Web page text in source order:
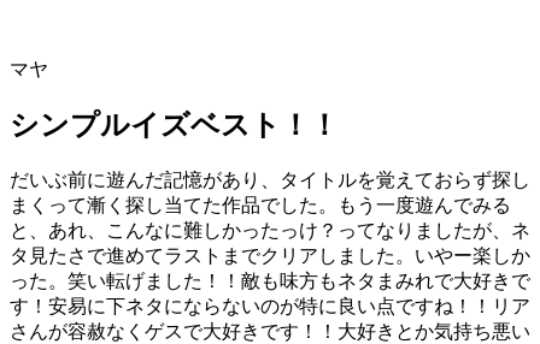
マヤ
シンプルイズベスト！！
だいぶ前に遊んだ記憶があり、タイトルを覚えておらず探し
まくって漸く探し当てた作品でした。もう一度遊んでみる
と、あれ、こんなに難しかったっけ？ってなりましたが、ネ
タ見たさで進めてラストまでクリアしました。いやー楽しか
った。笑い転げました！！敵も味方もネタまみれで大好きで
す！安易に下ネタにならないのが特に良い点ですね！！リア
さんが容赦なくゲスで大好きです！！大好きとか気持ち悪い